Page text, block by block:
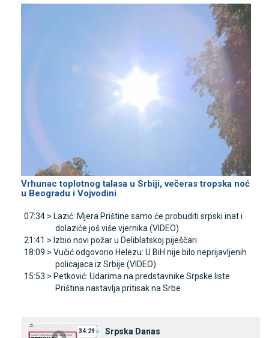
Vrhunac toplotnog talasa u Srbiji, večeras tropska noć
u Beogradu i Vojvodini
07:34 > Lazić: Mjera Prištine samo će probuditi srpski inat i
dolaziće još više vjernika (VIDEO)
21:41 > Izbio novi požar u Deliblatskoj piješčari
18:09 > Vučić odgovorio Helezu: U BiH nije bilo neprijavljenih
policajaca iz Srbije (VIDEO)
15:53 > Petković: Udarima na predstavnike Srpske liste
Priština nastavlja pritisak na Srbe
34:29
Srpska Danas